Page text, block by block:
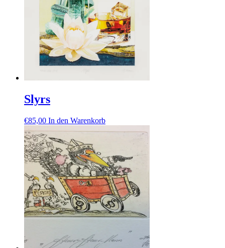
Slyrs
€85,00 In den Warenkorb